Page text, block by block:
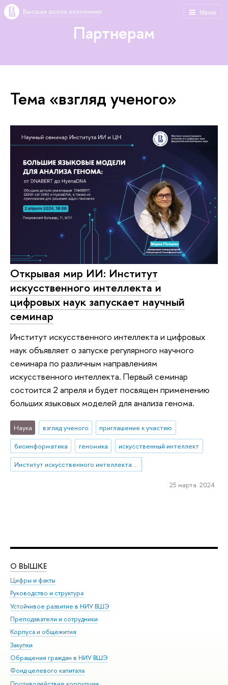
Меню
Высшая школа экономики
Партнерам
Тема «взгляд ученого»
Открывая мир ИИ: Институт
искусственного интеллекта и
цифровых наук запускает научный
семинар
Институт искусственного интеллекта и цифровых
наук объявляет о запуске регулярного научного
семинара по различным направлениям
искусственного интеллекта. Первый семинар
состоится 2 апреля и будет посвящен применению
больших языковых моделей для анализа генома.
Наука взгляд ученого
приглашение к участию
биоинформатика
геномика
искусственный интеллект
Институт искусственного интеллекта и цифровых наук
25 марта 2024
О ВЫШКЕ
Цифры и факты
Руководство и структура
Устойчивое развитие в НИУ ВШЭ
Преподаватели и сотрудники
Корпуса и общежития
Закупки
Обращения граждан в НИУ ВШЭ
Фонд целевого капитала